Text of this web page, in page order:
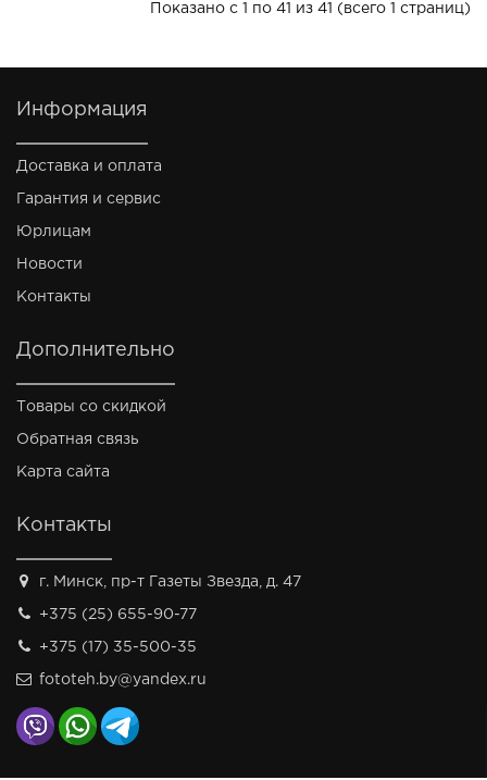
Показано с 1 по 41 из 41 (всего 1 страниц)
Информация
Доставка и оплата
Гарантия и сервис
Юрлицам
Новости
Контакты
Дополнительно
Товары со скидкой
Обратная связь
Карта сайта
Контакты
г. Минск, пр-т Газеты Звезда, д. 47
+375 (25) 655-90-77
+375 (17) 35-500-35
fototeh.by@yandex.ru